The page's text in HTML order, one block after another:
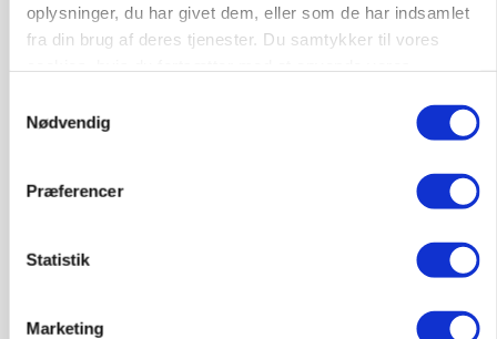
oplysninger, du har givet dem, eller som de har indsamlet
fra din brug af deres tjenester. Du samtykker til vores
Nødvendig
Præferencer
Statistik
Marketing
presser markedet